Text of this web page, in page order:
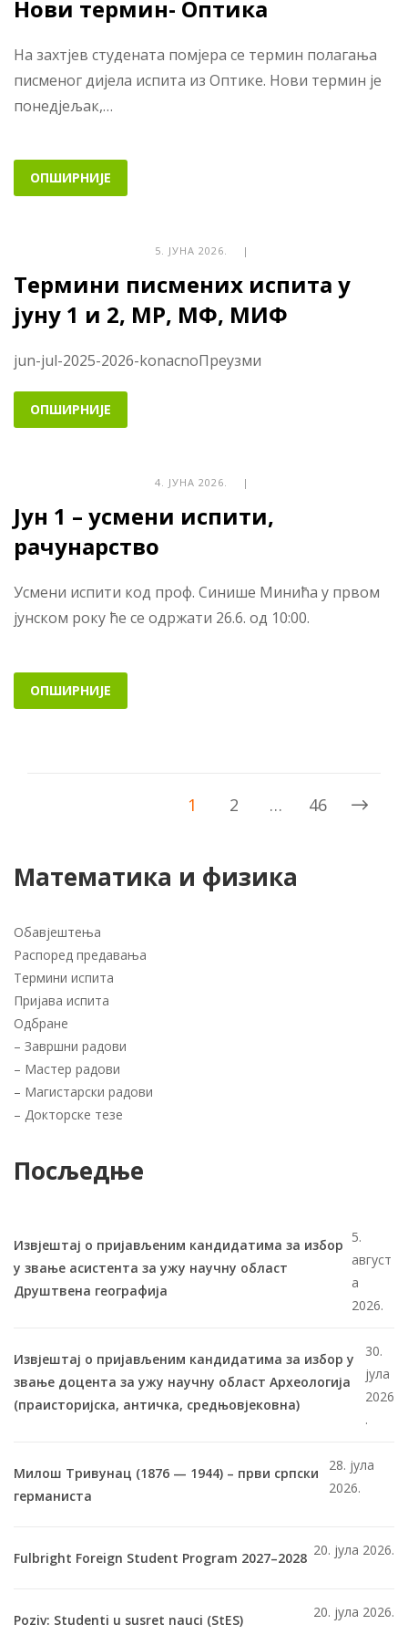
Нови термин- Оптика
На захтјев студената помјера се термин полагања
писменог дијела испита из Оптике. Нови термин је
понедјељак,…
ОПШИРНИЈЕ
5. ЈУНА 2026. |
Термини писмених испита у
јуну 1 и 2, МР, МФ, МИФ
jun-jul-2025-2026-konacnoПреузми
ОПШИРНИЈЕ
4. ЈУНА 2026. |
Јун 1 – усмени испити,
рачунарство
Усмени испити код проф. Синише Минића у првом
јунском року ће се одржати 26.6. од 10:00.
ОПШИРНИЈЕ
1 2 … 46
Математика и физика
Обавјештења
Распоред предавања
Термини испита
Пријава испита
Одбране
– Завршни радови
– Мастер радови
– Магистарски радови
– Докторске тезе
Посљедње
Извјештај о пријављеним кандидатима за избор
у звање асистента за ужу научну област
Друштвена географија
5.
август
а
2026.
Извјештај о пријављеним кандидатима за избор у
звање доцента за ужу научну област Археологија
(праисторијска, античка, средњовјековна)
30.
јула
2026
.
Милош Тривунац (1876 — 1944) – први српски
германиста
28. јула
2026.
Fulbright Foreign Student Program 2027–2028 20. јула 2026.
Poziv: Studenti u susret nauci (StES) 20. јула 2026.